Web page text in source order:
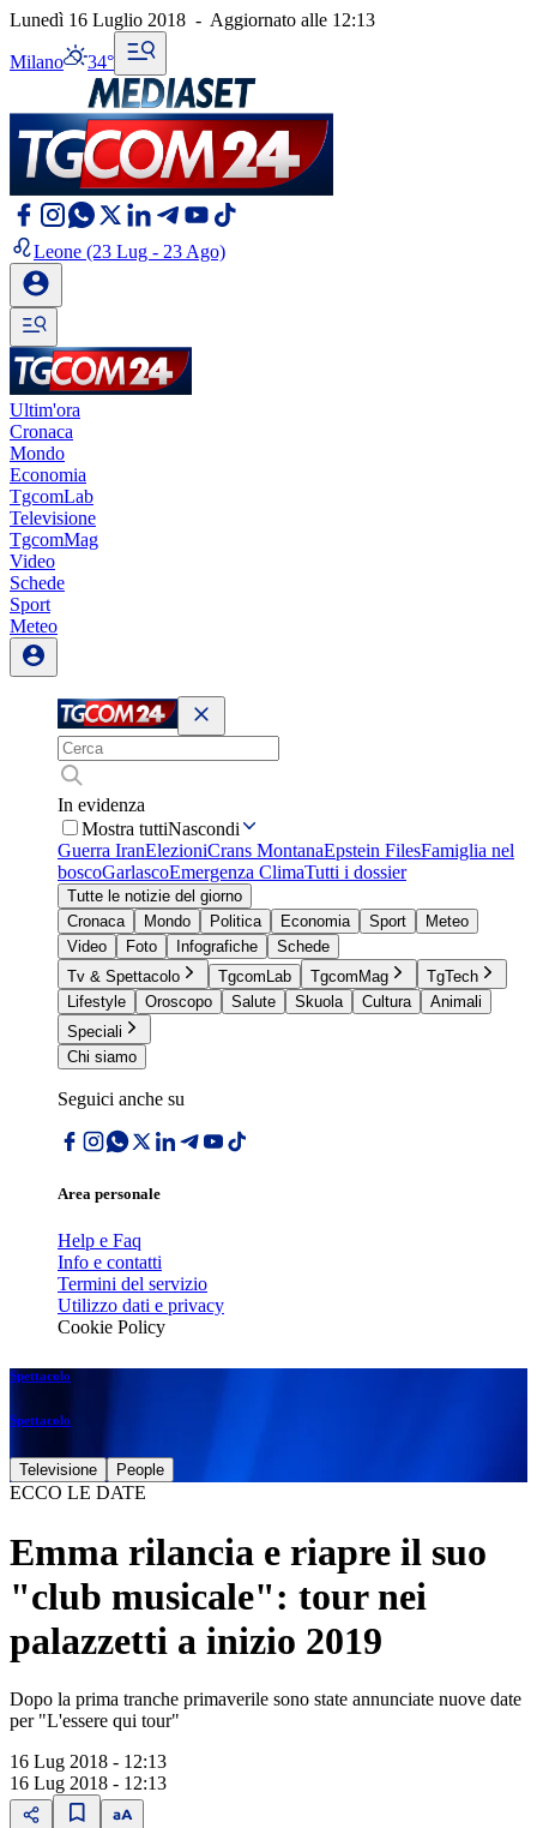
Lunedì 16 Luglio 2018 - Aggiornato alle 12:13
Milano 34°
Leone (23 Lug - 23 Ago)
Ultim'ora
Cronaca
Mondo
Economia
TgcomLab
Televisione
TgcomMag
Video
Schede
Sport
Meteo
In evidenza
Mostra tuttiNascondi
Guerra IranElezioniCrans MontanaEpstein FilesFamiglia nel
boscoGarlascoEmergenza ClimaTutti i dossier
Tutte le notizie del giorno
Cronaca
Mondo Politica Economia Sport
Meteo
Video
Foto Infografiche
Schede
Tv & Spettacolo
TgcomLab TgcomMag
TgTech
Lifestyle
Oroscopo Salute Skuola Cultura
Animali
Speciali
Chi siamo
Seguici anche su
Area personale
Help e Faq
Info e contatti
Termini del servizio
Utilizzo dati e privacy
Cookie Policy
Spettacolo
Spettacolo
Televisione People
ECCO LE DATE
Emma rilancia e riapre il suo
"club musicale": tour nei
palazzetti a inizio 2019
Dopo la prima tranche primaverile sono state annunciate nuove date
per "L'essere qui tour"
16 Lug 2018 - 12:13
16 Lug 2018 - 12:13